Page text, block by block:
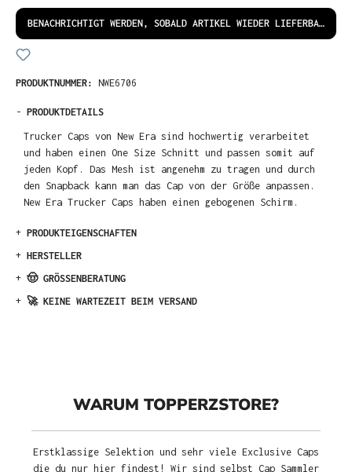
BENACHRICHTIGT WERDEN, SOBALD ARTIKEL WIEDER LIEFERBAR IST!
PRODUKTNUMMER: NWE6706
- PRODUKTDETAILS
Trucker Caps von New Era sind hochwertig verarbeitet
und haben einen One Size Schnitt und passen somit auf
jeden Kopf. Das Mesh ist angenehm zu tragen und durch
den Snapback kann man das Cap von der Größe anpassen.
New Era Trucker Caps haben einen gebogenen Schirm.
+ PRODUKTEIGENSCHAFTEN
+ HERSTELLER
+ 🤠 GRÖSSENBERATUNG
+ 🚀 KEINE WARTEZEIT BEIM VERSAND
WARUM TOPPERZSTORE?
Erstklassige Selektion und sehr viele Exclusive Caps
die du nur hier findest! Wir sind selbst Cap Sammler